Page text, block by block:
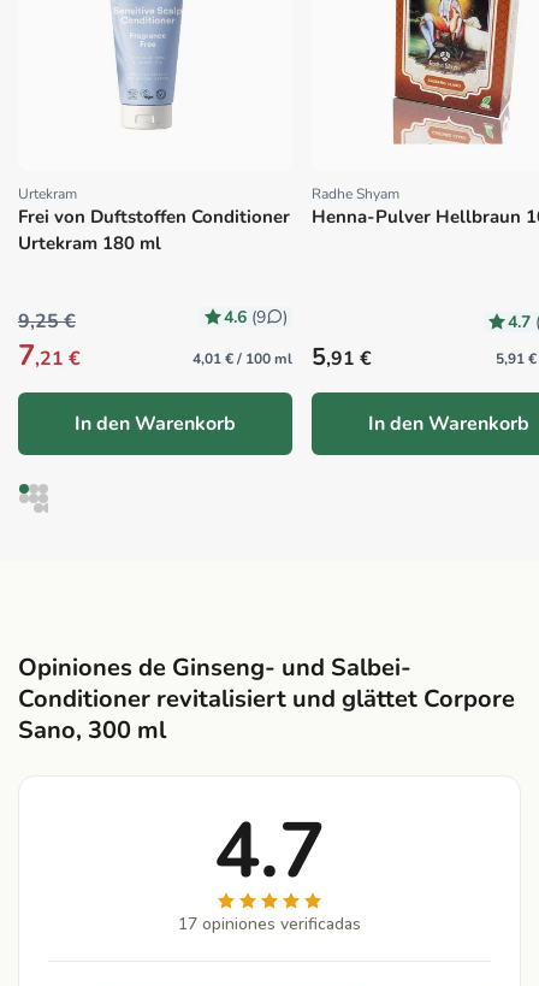
Proveedor:
Urtekram
Frei von Duftstoffen Conditioner
Urtekram 180 ml
4.6 (9 )
9,25 €
7,21 € 4,01 € / 100 ml
In den Warenkorb
Proveedor:
Radhe Shyam
Henna-Pulver Hellbraun
4.7
Precio habitual
5,91 € 5,91
In den Warenkorb
Opiniones de Ginseng- und Salbei-
Conditioner revitalisiert und glättet Corpore
Sano, 300 ml
4.7
17 opiniones verificadas